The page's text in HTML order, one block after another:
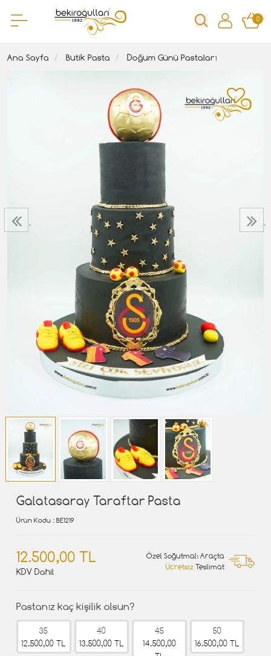
0
Ana Sayfa Butik Pasta Doğum Günü Pastaları
‹ ›
Galatasaray Taraftar Pasta
Ürün Kodu : BE1219
12.500,00 TL
KDV Dahil
Özel Soğutmalı Araçta
Ücretsiz Teslimat
Pastanız kaç kişilik olsun?
35
12.500,00 TL
40
13.500,00 TL
45
14.500,00
50
16.500,00 TL